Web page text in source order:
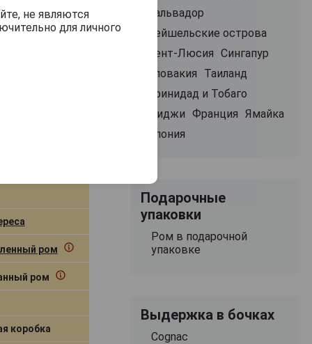
ром
ром
коробка
Сальвадор
Сейшельские острова
Сент-Люсия Сингапур
Словакия
Таиланд
Тринидад и Тобаго
Фиджи Франция Ямайка
Япония
Подарочные
упаковки
Ром в подарочной
упаковке
Выдержка в бочках
Cognac
не являются
для личного